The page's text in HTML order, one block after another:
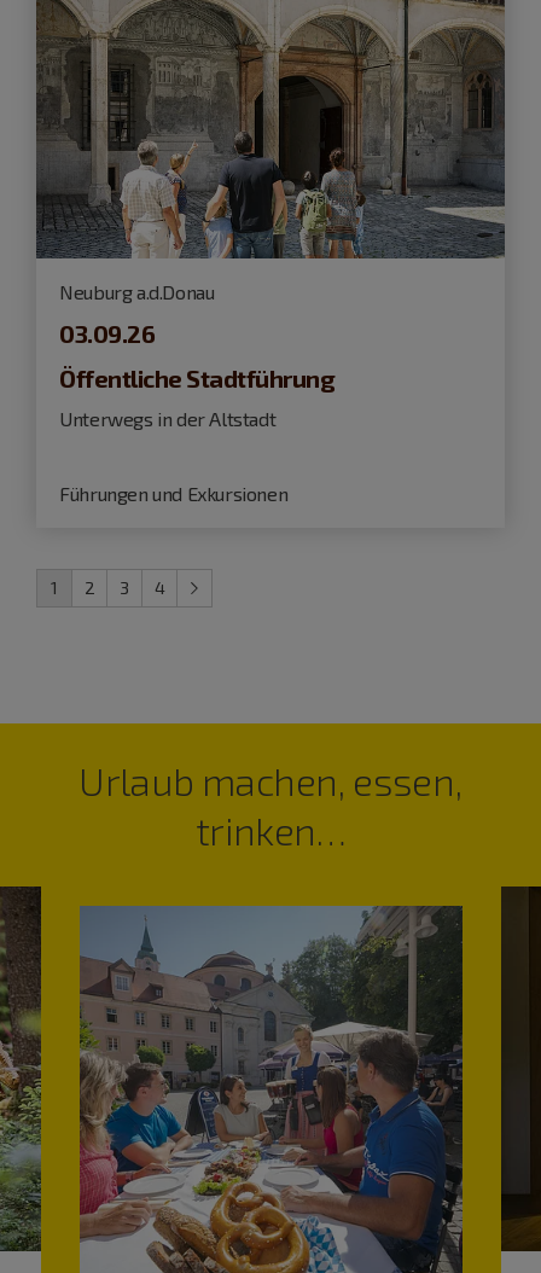
Neuburg a.d.Donau
03.09.26
Öffentliche Stadtführung
Unterwegs in der Altstadt
Führungen und Exkursionen
1 2 3 4
Urlaub machen, essen,
trinken…